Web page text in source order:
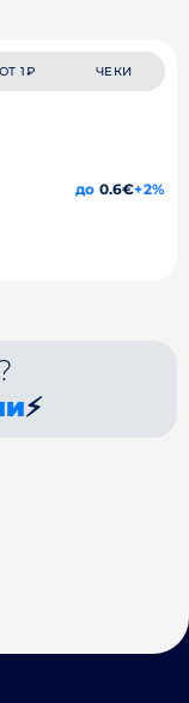
ОТ 1₽ ЧЕКИ
до 0.6€+2%
⚡